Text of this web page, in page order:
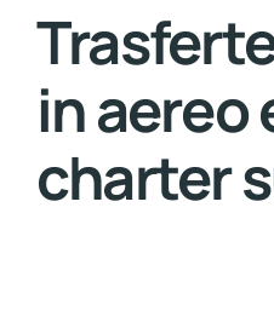
in aereo
charter